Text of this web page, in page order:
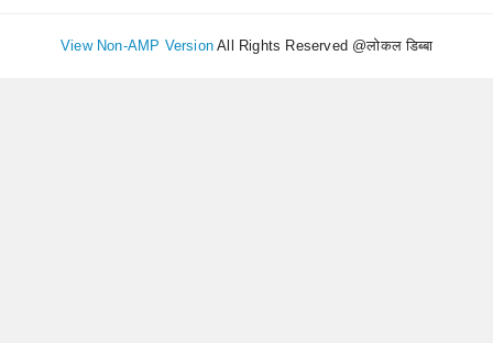
View Non-AMP Version All Rights Reserved @लोकल डिब्बा